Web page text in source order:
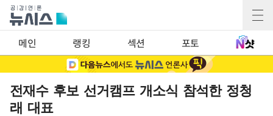
메인 랭킹 섹션 포토
전재수 후보 선거캠프 개소식 참석한 정청
래 대표